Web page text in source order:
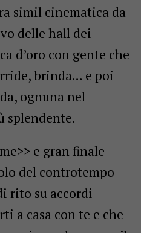
simil cinematica da
delle hall dei
d’oro con gente che
brinda… e poi
ognuna nel
splendente.
e gran finale
del controtempo
rito su accordi
a casa con te e che